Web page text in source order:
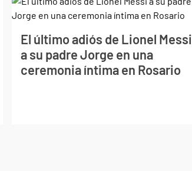
El último adiós de Lionel Messi
a su padre Jorge en una
ceremonia íntima en Rosario